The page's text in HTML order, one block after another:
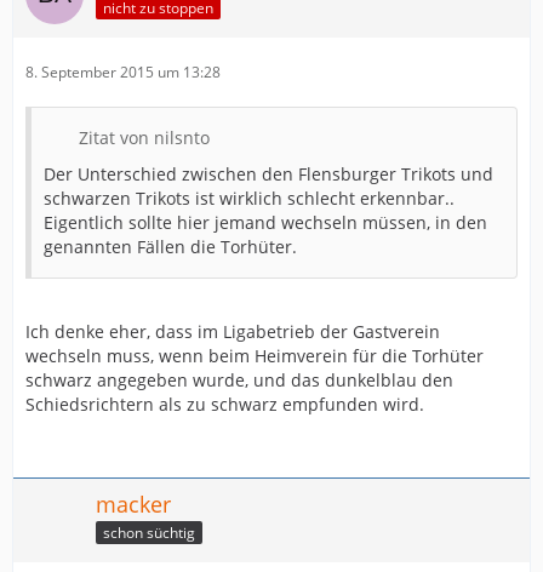
nicht zu stoppen
8. September 2015 um 13:28
Zitat von nilsnto
Der Unterschied zwischen den Flensburger Trikots und
schwarzen Trikots ist wirklich schlecht erkennbar..
Eigentlich sollte hier jemand wechseln müssen, in den
genannten Fällen die Torhüter.
Ich denke eher, dass im Ligabetrieb der Gastverein
wechseln muss, wenn beim Heimverein für die Torhüter
schwarz angegeben wurde, und das dunkelblau den
Schiedsrichtern als zu schwarz empfunden wird.
macker
schon süchtig